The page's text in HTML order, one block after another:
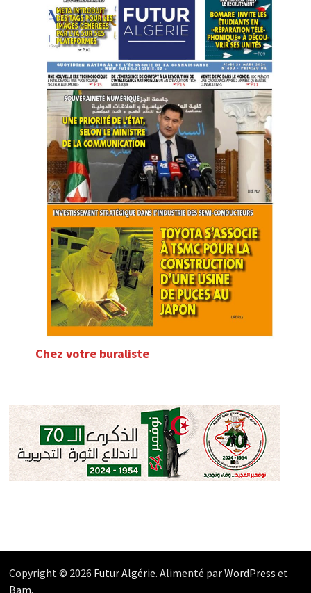
Chez votre buraliste
Copyright © 2026 Futur Algérie. Alimenté parWordPress et
Bam.